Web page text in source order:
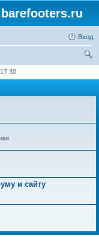
Вход
и сайту